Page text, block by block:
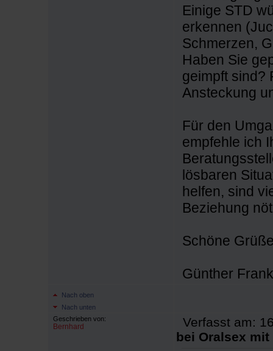
Einige STD
erkennen
Schmerzen,
Haben Sie
geimpft sind?
Ansteckung
Für den
empfehle ich
lösbaren
helfen, sind
Beziehung
Schöne
Günther Frank
Nach oben
Nach unten
Geschrieben von:
Bernhard
Verfasst am:
bei Oralsex